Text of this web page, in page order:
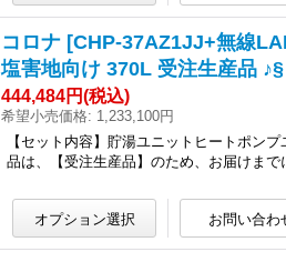
コロナ [CHP-37AZ1JJ+無線
塩害地向け 370L 受注生産品 ♪§
444,484円(税込)
希望小売価格: 1,233,100円
【セット内容】貯湯ユニットヒートポン
品は、【受注生産品】のため、お届けま